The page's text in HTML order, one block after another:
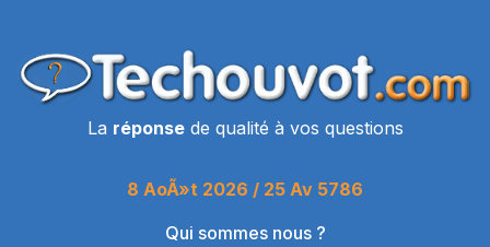
La réponsede qualité à vos questions
8 AoÃ»t 2026 / 25 Av 5786
Qui sommes nous ?